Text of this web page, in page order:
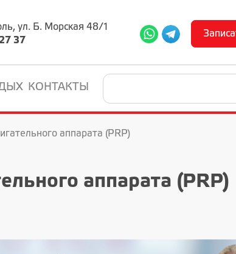
ул. Б. Морская 48/1
37
КОНТАКТЫ
аппарата (PRP)
аппарата (PRP)